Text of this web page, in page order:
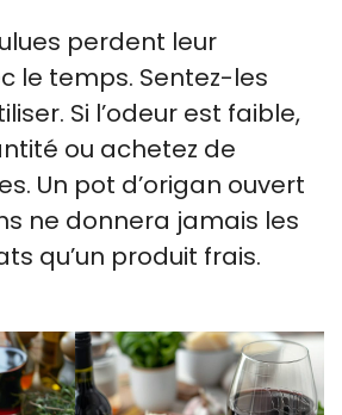
perdent leur
le temps. Sentez-les
Si l’odeur est faible,
ou achetez de
Un pot d’origan ouvert
ne donnera jamais les
qu’un produit frais.